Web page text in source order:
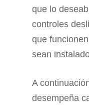
que lo
controles
que
sean
A
desempeña